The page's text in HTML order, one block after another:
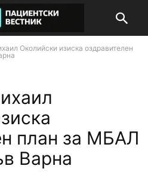
Околийски изиска оздравителен
план за МБАЛ
Варна